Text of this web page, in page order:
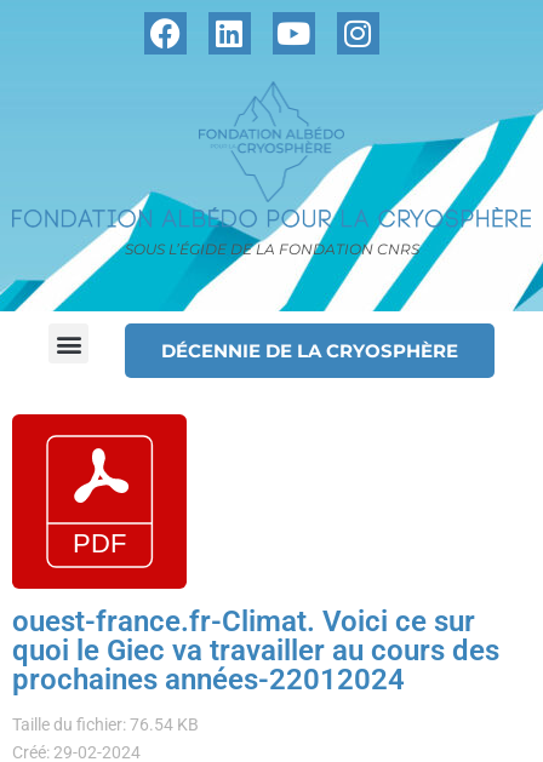
SOUS L’ÉGIDE DE LA FONDATION CNRS
DÉCENNIE DE LA CRYOSPHÈRE
ouest-france.fr-Climat. Voici ce sur
quoi le Giec va travailler au cours des
prochaines années-22012024
Taille du fichier: 76.54 KB
Créé: 29-02-2024